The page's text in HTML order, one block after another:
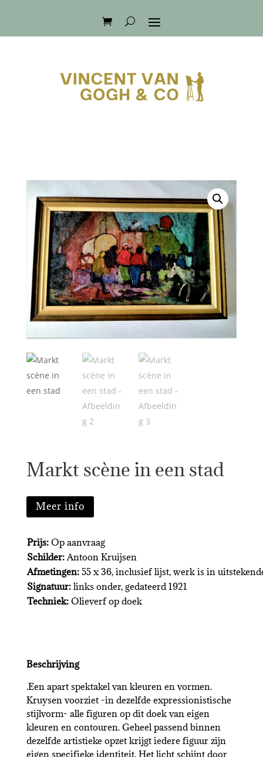
Markt scène in een stad
Meer info
Prijs: Op aanvraag
Schilder:Antoon Kruijsen
Afmetingen:55 x 36, inclusief lijst, werk is in
Signatuur:links onder, gedateerd 1921
Techniek: Olieverf op doek
Beschrijving
.Een apart spektakel van kleuren en vormen.
Kruysen voorziet -in dezelfde expressionistische
stijlvorm- alle figuren op dit doek van eigen
kleuren en contouren. Geheel passend binnen
dezelfde artistieke opzet krijgt iedere figuur zijn
eigen specifieke identiteit. Het licht schijnt door